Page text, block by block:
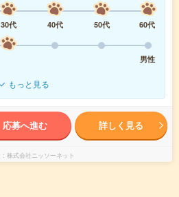
30代 40代 50代
60代
男性
もっと見る
応募へ進む 詳しく見る
株式会社ニッソーネット